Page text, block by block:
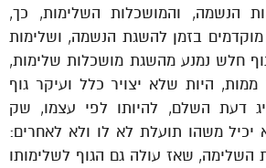
הנשמה, והמושכלות השלימות, כך,
מוקדמים בזמן להשגת הנשמה, ושלימות
חלש נמנע מהשגת מושכלות שלימות,
היות שלא יצויר כלל ועיקר גוף
דעת השלם, להיותו לפי עצמו, שק
יכיל משהו תועלת לא לו ולא לאחרים:
שאז עולה גם הגוף לשלימותו